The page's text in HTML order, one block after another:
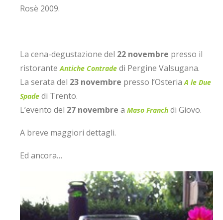
Rosè 2009.
La cena-degustazione del 22 novembre presso il
ristoranteAntiche Contrade di Pergine Valsugana.
La serata del 23 novembre presso l’OsteriaA le Due
Spade di Trento.
L’evento del 27 novembre a Maso Franch di Giovo.
A breve maggiori dettagli.
Ed ancora…